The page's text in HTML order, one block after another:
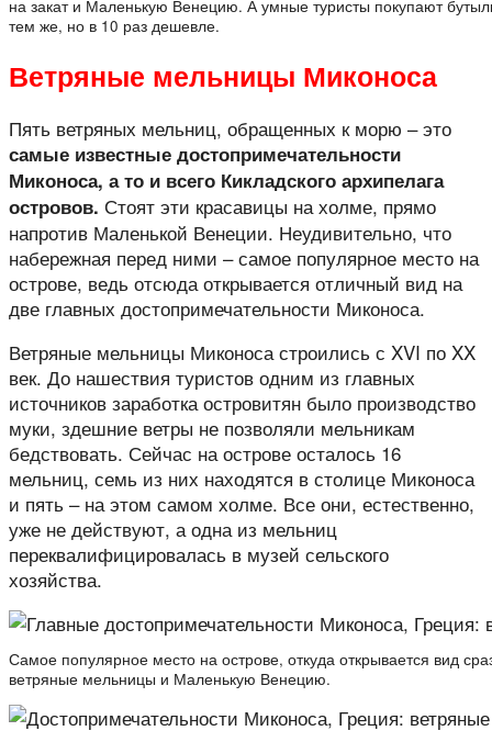
на закат и Маленькую Венецию. А умные туристы покупают
тем же, но в 10 раз дешевле.
Ветряные мельницы Миконоса
Пять ветряных мельниц, обращенных к морю – это
самые известные достопримечательности
Миконоса, а то и всего Кикладского архипелага
островов. Стоят эти красавицы на холме, прямо
напротив Маленькой Венеции. Неудивительно, что
набережная перед ними – самое популярное место на
острове, ведь отсюда открывается отличный вид на
две главных достопримечательности Миконоса.
Ветряные мельницы Миконоса строились с XVI по XX
век. До нашествия туристов одним из главных
источников заработка островитян было производство
муки, здешние ветры не позволяли мельникам
бедствовать. Сейчас на острове осталось 16
мельниц, семь из них находятся в столице Миконоса
и пять – на этом самом холме. Все они, естественно,
уже не действуют, а одна из мельниц
переквалифицировалась в музей сельского
хозяйства.
Самое популярное место на острове, откуда открывается вид
ветряные мельницы и Маленькую Венецию.